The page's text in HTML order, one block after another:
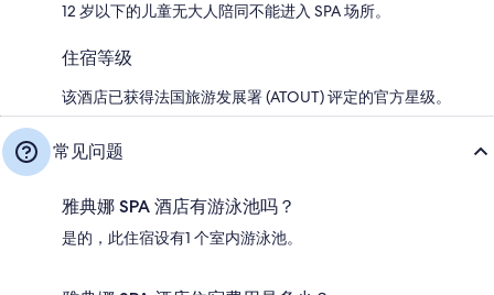
12 岁以下的儿童无大人陪同不能进入 SPA 场所。
住宿等级
该酒店已获得法国旅游发展署 (ATOUT) 评定的官方星级。
常见问题
雅典娜 SPA 酒店有游泳池吗？
是的，此住宿设有1 个室内游泳池。